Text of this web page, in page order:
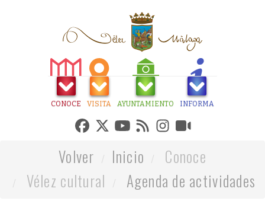
CONOCE VISITA AYUNTAMIENTO INFORMA
Volver Inicio
Conoce
Vélez cultural
Agenda de actividades